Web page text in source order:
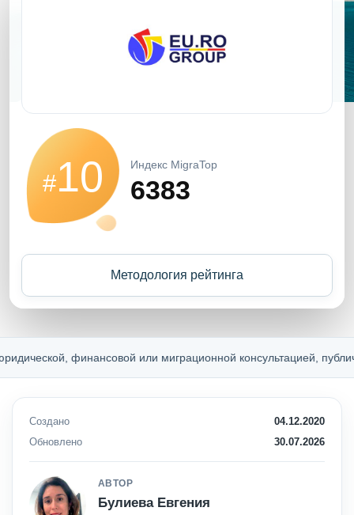
#10 Индекс MigraTop
6383
Методология рейтинга
или миграционной консультацией, публичной
Создано
04.12.2020
Обновлено
30.07.2026
АВТОР
Булиева Евгения